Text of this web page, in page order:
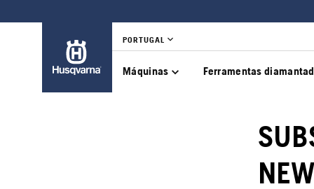
PORTUGAL
Máquinas Ferramentas